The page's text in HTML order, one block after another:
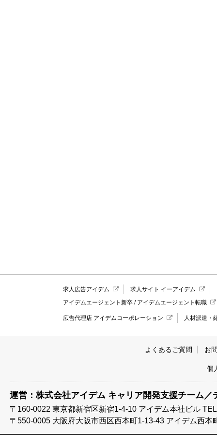
求人広告アイデム 求人サイト イーアイデム
アイデムエージェント新卒 / アイデムエージェント転職
広告代理店 アイデムコーポレーション 人材派遣
よくあるご質問 お
個
運営：株式会社アイデム キャリア開発支援チーム／
〒160-0022 東京都新宿区新宿1-4-10 アイデム本社ビル
〒550-0005 大阪府大阪市西区西本町1-13-43 アイデム西本